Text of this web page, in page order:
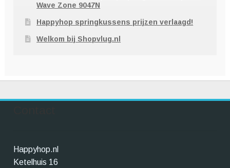
Wave Zone 9047N
Happyhop springkussens prijzen verlaagd!
Welkom bij Shopvlug.nl
Happyhop.nl
Ketelhuis 16